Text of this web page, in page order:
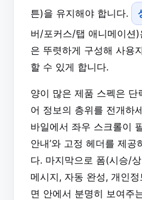
튼)을 유지해야 합니다.
버/포커스/탭 애니메이션
은 뚜렷하게 구성해 사용
할 수 있게 합니다.
양이 많은 제품 스펙은
어 정보의 층위를 전개하
바일에서 좌우 스크롤이
안내’와 고정 헤더를 제공
다. 마지막으로 폼(시승/
메시지, 자동 완성, 개인
면 안에서 분명히 보여주